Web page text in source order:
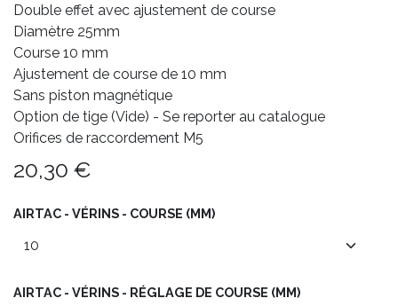
Double effet avec ajustement de course
Diamètre 25mm
Course 10 mm
Ajustement de course de 10 mm
Sans piston magnétique
Option de tige (Vide) - Se reporter au catalogue
Orifices de raccordement M5
20,30 €
AIRTAC - VÉRINS - COURSE (MM)
AIRTAC - VÉRINS - RÉGLAGE DE COURSE (MM)